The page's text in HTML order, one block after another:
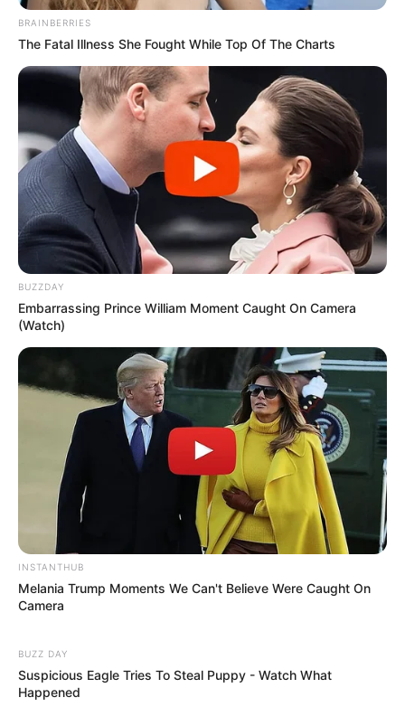
neki, hogy ez egy telefon.”
“A feleségemmel kedvenc tudósainknak öltöztünk:
Beaker és Dr. Bunsen Honeydew.”